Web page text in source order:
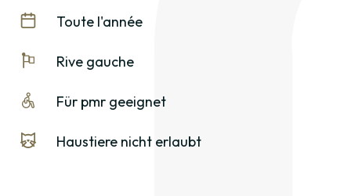
Toute l'année
Rive gauche
Für pmr geeignet
Haustiere nicht erlaubt